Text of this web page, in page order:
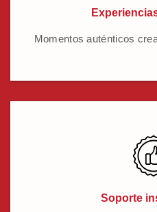
Momentos auténticos
Soporte